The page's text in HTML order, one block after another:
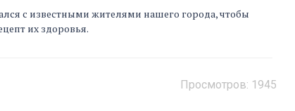
с известными жителями нашего города, чтобы
их здоровья.
Просмотров: 1945